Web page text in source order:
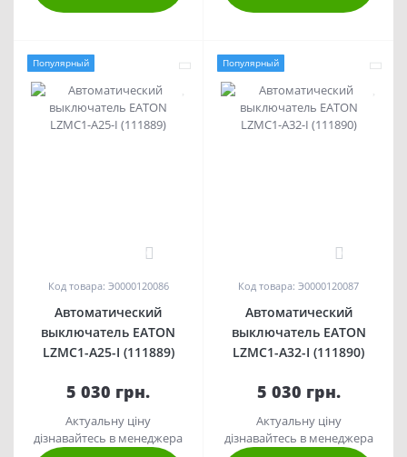
Популярный
Код товара: Э0000120086
Автоматический
выключатель EATON
LZMC1-A25-I (111889)
5 030 грн.
Актуальну ціну
дізнавайтесь в менеджера
Популярный
Код товара: Э0000120087
Автоматический
выключатель EATON
LZMC1-A32-I (111890)
5 030 грн.
Актуальну ціну
дізнавайтесь в менеджера